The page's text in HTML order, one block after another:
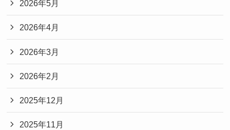
2026年5月
2026年4月
2026年3月
2026年2月
2025年12月
2025年11月